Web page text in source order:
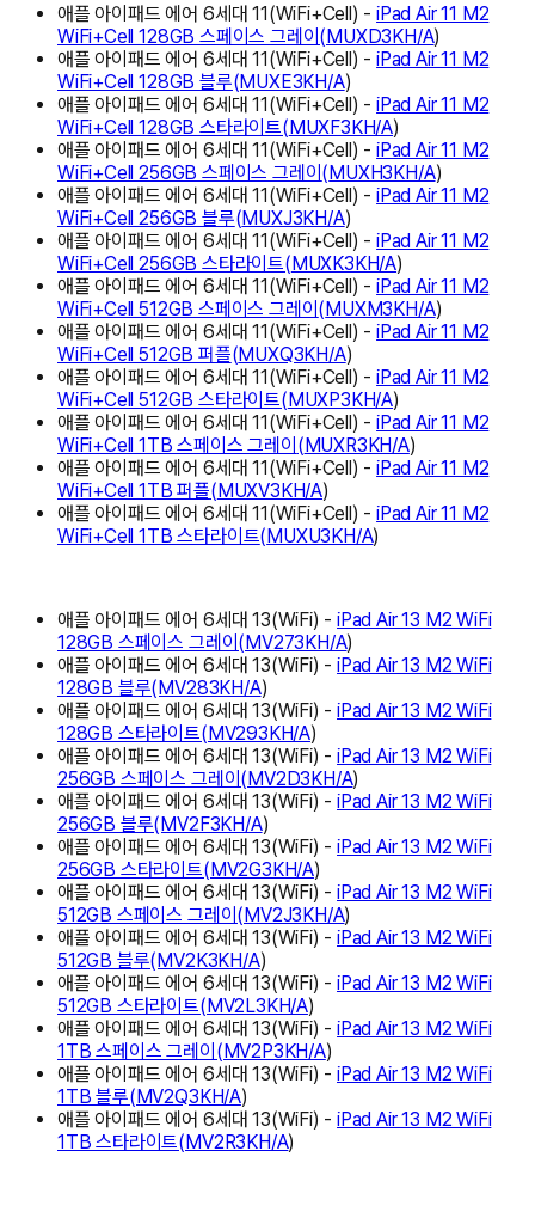
애플 아이패드 에어 6세대 11(WiFi+Cell) -iPad Air 11 M2
WiFi+Cell 128GB 스페이스 그레이(MUXD3KH/A)
애플 아이패드 에어 6세대 11(WiFi+Cell) -iPad Air 11 M2
WiFi+Cell 128GB 블루(MUXE3KH/A)
애플 아이패드 에어 6세대 11(WiFi+Cell) -iPad Air 11 M2
WiFi+Cell 128GB 스타라이트(MUXF3KH/A)
애플 아이패드 에어 6세대 11(WiFi+Cell) -iPad Air 11 M2
WiFi+Cell 256GB 스페이스 그레이 (MUXH3KH/A)
애플 아이패드 에어 6세대 11(WiFi+Cell) -iPad Air 11 M2
WiFi+Cell 256GB 블루(MUXJ3KH/A)
애플 아이패드 에어 6세대 11(WiFi+Cell) -iPad Air 11 M2
WiFi+Cell 256GB 스타라이트(MUXK3KH/A)
애플 아이패드 에어 6세대 11(WiFi+Cell) -iPad Air 11 M2
WiFi+Cell 512GB 스페이스 그레이 (MUXM3KH/A)
애플 아이패드 에어 6세대 11(WiFi+Cell) -iPad Air 11 M2
WiFi+Cell 512GB 퍼플(MUXQ3KH/A)
애플 아이패드 에어 6세대 11(WiFi+Cell) -iPad Air 11 M2
WiFi+Cell 512GB 스타라이트(MUXP3KH/A)
애플 아이패드 에어 6세대 11(WiFi+Cell) -iPad Air 11 M2
WiFi+Cell 1TB 스페이스 그레이 (MUXR3KH/A)
애플 아이패드 에어 6세대 11(WiFi+Cell) -iPad Air 11 M2
WiFi+Cell 1TB 퍼플(MUXV3KH/A)
애플 아이패드 에어 6세대 11(WiFi+Cell) -iPad Air 11 M2
WiFi+Cell 1TB 스타라이트(MUXU3KH/A)
애플 아이패드 에어 6세대 13(WiFi) -iPad Air 13 M2 WiFi
128GB 스페이스 그레이(MV273KH/A)
애플 아이패드 에어 6세대 13(WiFi) -iPad Air 13 M2 WiFi
128GB 블루(MV283KH/A)
애플 아이패드 에어 6세대 13(WiFi) -iPad Air 13 M2 WiFi
128GB 스타라이트(MV293KH/A)
애플 아이패드 에어 6세대 13(WiFi) -iPad Air 13 M2 WiFi
256GB 스페이스 그레이(MV2D3KH/A)
애플 아이패드 에어 6세대 13(WiFi) -iPad Air 13 M2 WiFi
256GB 블루(MV2F3KH/A)
애플 아이패드 에어 6세대 13(WiFi) -iPad Air 13 M2 WiFi
256GB 스타라이트(MV2G3KH/A)
애플 아이패드 에어 6세대 13(WiFi) -iPad Air 13 M2 WiFi
512GB 스페이스 그레이(MV2J3KH/A)
애플 아이패드 에어 6세대 13(WiFi) -iPad Air 13 M2 WiFi
512GB 블루(MV2K3KH/A)
애플 아이패드 에어 6세대 13(WiFi) -iPad Air 13 M2 WiFi
512GB 스타라이트(MV2L3KH/A)
애플 아이패드 에어 6세대 13(WiFi) -iPad Air 13 M2 WiFi
1TB 스페이스 그레이(MV2P3KH/A)
애플 아이패드 에어 6세대 13(WiFi) -iPad Air 13 M2 WiFi
1TB 블루(MV2Q3KH/A)
애플 아이패드 에어 6세대 13(WiFi) -iPad Air 13 M2 WiFi
1TB 스타라이트(MV2R3KH/A)